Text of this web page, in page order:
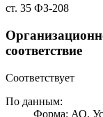
ст. 35 ФЗ-208
соответствие
Соответствует
По данным:
Форма: АО.